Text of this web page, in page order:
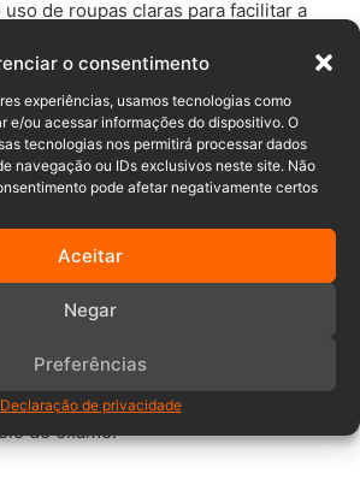
o consentimento
experiências, usamos tecnologias como
e/ou acessar informações do dispositivo. O
tecnologias nos permitirá processar dados
navegação ou IDs exclusivos neste site. Não
pode afetar negativamente certos
Aceitar
Negar
Preferências
Declaração de privacidade
de roupas claras para facilitar a
no corpo, bem como o uso de
de mangas compridas ao caminhar
e gramadas.
deve-se evitar locais com grama ou
uso de repelentes de insetos.
que a febre maculosa
para pessoae que há tratamento
de um antibiótico específico.
iniciar imediatamente assim que o
contaminação, mesmo antes da
de exame.